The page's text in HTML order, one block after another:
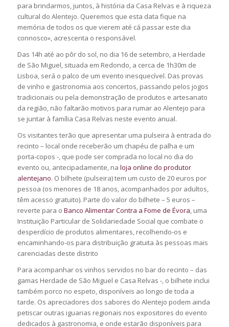
para brindarmos, juntos, à história da Casa Relvas e à riqueza
cultural do Alentejo. Queremos que esta data fique na
memória de todos os que vierem até cá passar este dia
connosco», acrescenta o responsável.
Das 14h até ao pôr do sol, no dia 16 de setembro, a Herdade
de São Miguel, situada em Redondo, a cerca de 1h30m de
Lisboa, será o palco de um evento inesquecível. Das provas
de vinho e gastronomia aos concertos, passando pelos jogos
tradicionais ou pela demonstração de produtos e artesanato
da região, não faltarão motivos para rumar ao Alentejo para
se juntar à família Casa Relvas neste evento anual.
Os visitantes terão que apresentar uma pulseira à entrada do
recinto – local onde receberão um chapéu de palha e um
porta-copos -, que pode ser comprada no local no dia do
evento ou, antecipadamente, na loja online do produtor
alentejano. O bilhete (pulseira) tem um custo de 20 euros por
pessoa (os menores de 18 anos, acompanhados por adultos,
têm acesso gratuito). Parte do valor do bilhete – 5 euros –
reverte para o Banco Alimentar Contra a Fome de Évora, uma
Instituição Particular de Solidariedade Social que combate o
desperdício de produtos alimentares, recolhendo-os e
encaminhando-os para distribuição gratuita às pessoas mais
carenciadas deste distrito
Para acompanhar os vinhos servidos no bar do recinto – das
gamas Herdade de São Miguel e Casa Relvas -, o bilhete inclui
também porco no espeto, disponíveis ao longo de toda a
tarde. Os apreciadores dos sabores do Alentejo podem ainda
petiscar outras iguarias regionais nos expositores do evento
dedicados à gastronomia, e onde estarão disponíveis para